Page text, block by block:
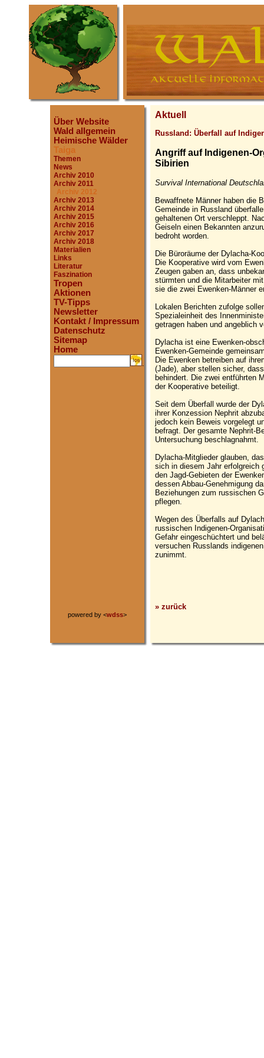
Über Website
Wald allgemein
Heimische Wälder
Taiga
Themen
News
Archiv 2010
Archiv 2011
Archiv 2012
Archiv 2013
Archiv 2014
Archiv 2015
Archiv 2016
Archiv 2017
Archiv 2018
Materialien
Links
Literatur
Faszination
Tropen
Aktionen
TV-Tipps
Newsletter
Kontakt / Impressum
Datenschutz
Sitemap
Home
.
powered by <wdss>
Aktuell
Russland: Überfall auf
Angriff auf Indigenen-
Sibirien
Survival International
Bewaffnete Männer haben die
Gemeinde in Russland
gehaltenen Ort verschleppt.
Geiseln einen Bekannten
bedroht worden.
Die Büroräume der Dylacha-
Die Kooperative wird vom
Zeugen gaben an, dass
stürmten und die Mitarbeiter
sie die zwei Ewenken-Männer
Lokalen Berichten zufolge
Spezialeinheit des
getragen haben und angeblich
Dylacha ist eine Ewenken-
Ewenken-Gemeinde
Die Ewenken betreiben auf
(Jade), aber stellen sicher,
behindert. Die zwei entführten
der Kooperative beteiligt.
Seit dem Überfall wurde der
ihrer Konzession Nephrit
jedoch kein Beweis vorgelegt
befragt. Der gesamte Nephrit-
Untersuchung beschlagnahmt.
Dylacha-Mitglieder glauben,
sich in diesem Jahr erfolgreich
den Jagd-Gebieten der
dessen Abbau-Genehmigung
Beziehungen zum russischen
pflegen.
Wegen des Überfalls auf
russischen Indigenen-
Gefahr eingeschüchtert und
versuchen Russlands
zunimmt.
» zurück